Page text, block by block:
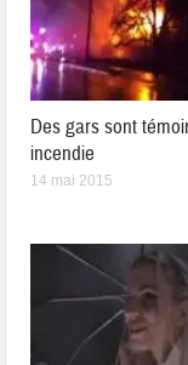
Des gars sont
incendie
14 mai 2015